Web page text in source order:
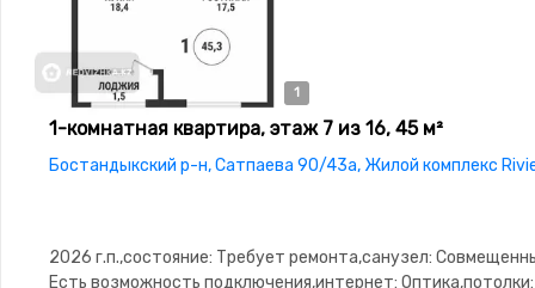
1
1-комнатная квартира, этаж 7 из 16, 45 м²
Бостандыкский р-н, Сатпаева 90/43а, Жилой комплекс
2026 г.п.,состояние: Требует ремонта,санузел:
Есть возможность подключения,интернет: